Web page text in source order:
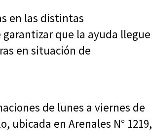
en las distintas
que la ayuda llegue
en situación de
de lunes a viernes de
ubicada en Arenales N° 1219,